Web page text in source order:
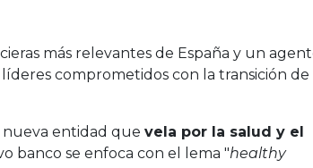
más relevantes de España y un
comprometidos con la transición de
nueva entidad que vela por la salud y el
banco se enfoca con el lema "healthy